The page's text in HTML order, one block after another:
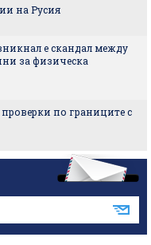
на Русия
е скандал между
за физическа
по границите с